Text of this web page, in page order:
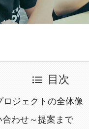
目次
ロジェクトの全体像
合わせ～提案まで